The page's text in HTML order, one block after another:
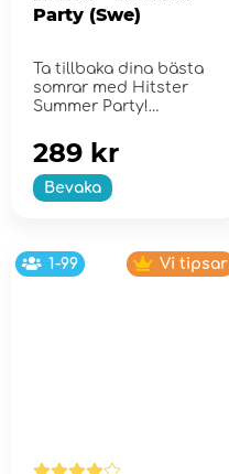
Party (Swe)
Ta tillbaka dina bästa
somrar med Hitster
Summer Party!
Bevaka
289 kr
1-99 Vi tipsar